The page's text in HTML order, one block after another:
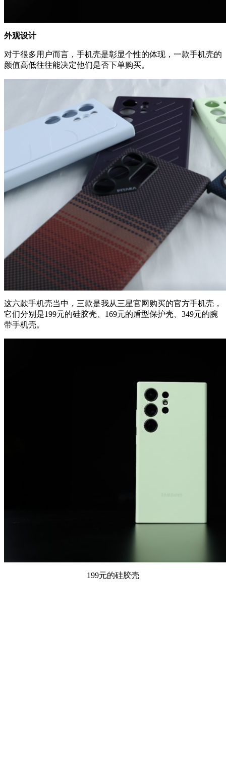
外观设计
对于很多用户而言，手机壳是彰显个性的体现，一款手机壳的
颜值高低往往能决定他们是否下单购买。
这六款手机壳当中，三款是我从三星官网购买的官方手机壳，
它们分别是199元的硅胶壳、169元的盾型保护壳、349元的腕
带手机壳。
199元的硅胶壳